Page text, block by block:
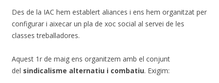
Des de la IAC hem establert aliances i ens hem organitzat per
configurar i aixecar un pla de xoc social al servei de les
classes treballadores.
Aquest 1r de maig ens organitzem amb el conjunt
del sindicalisme alternatiu i combatiu. Exigim: